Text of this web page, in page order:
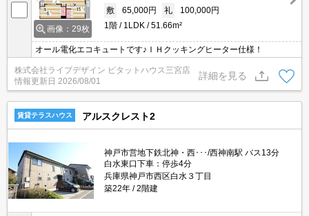
画像：29枚
敷 65,000円 礼
100,000円
1階
1LDK 51.66m²
オール電化エコキュートです♪ＩＨクッキングヒーター仕様！
株式会社ライブデザイン ピタットハウス三宮店
情報更新日 2026/08/01
詳細を見る
賃貸テラスハウス アルスクレスト2
神戸市営地下鉄北神・西･･･/西神南駅 バス13分
白水東口下車：停歩4分
兵庫県神戸市西区白水３丁目
築22年
2階建